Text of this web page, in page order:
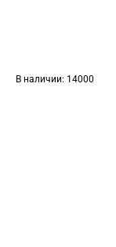
В наличии: 14000